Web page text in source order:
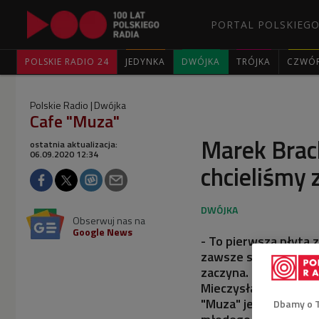
PORTAL
POLSKIE RADIO 24 JEDYNKA DWÓJKA TRÓJKA
Polskie Radio Dwójka
Cafe "Muza"
Marek
chcieliśmy
ostatnia aktualizacja:
06.09.2020 12:34
Obserwuj nas na
Google News
- To pierwsza płyta
zawsze szczególny
zaczyna. Płyta
Mieczysławowi
"Muza" jeden zDbamy o